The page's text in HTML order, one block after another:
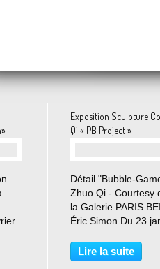
Overblog et Facebook
Exposition Sculpture
Qi « PB Project »
Détail "Bubble-
Zhuo Qi - Courtesy
la Galerie PARIS
Éric Simon Du 23
heureuse
première fois le
Lire la suite